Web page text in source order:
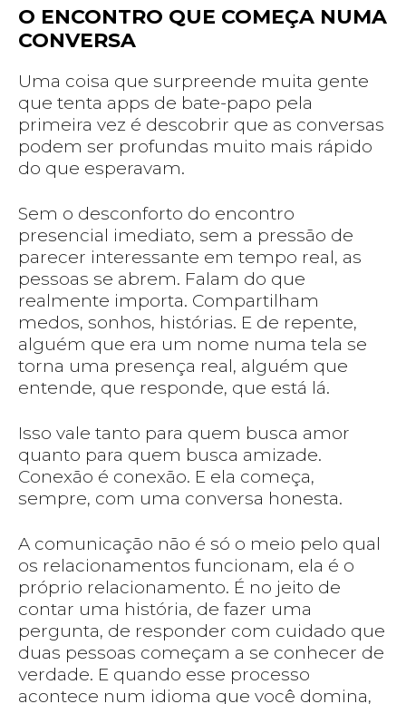
O ENCONTRO QUE COMEÇA NUMA
CONVERSA
Uma coisa que surpreende muita gente
que tenta apps de bate-papo pela
primeira vez é descobrir que as conversas
podem ser profundas muito mais rápido
do que esperavam.
Sem o desconforto do encontro
presencial imediato, sem a pressão de
parecer interessante em tempo real, as
pessoas se abrem. Falam do que
realmente importa. Compartilham
medos, sonhos, histórias. E de repente,
alguém que era um nome numa tela se
torna uma presença real, alguém que
entende, que responde, que está lá.
Isso vale tanto para quem busca amor
quanto para quem busca amizade.
Conexão é conexão. E ela começa,
sempre, com uma conversa honesta.
A comunicação não é só o meio pelo qual
os relacionamentos funcionam, ela é o
próprio relacionamento. É no jeito de
contar uma história, de fazer uma
pergunta, de responder com cuidado que
duas pessoas começam a se conhecer de
verdade. E quando esse processo
acontece num idioma que você domina,